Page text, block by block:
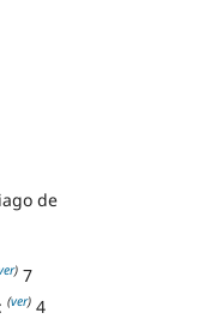
de
) 7
(ver) 4